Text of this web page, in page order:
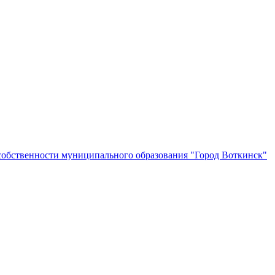
муниципального образования "Город Воткинск"